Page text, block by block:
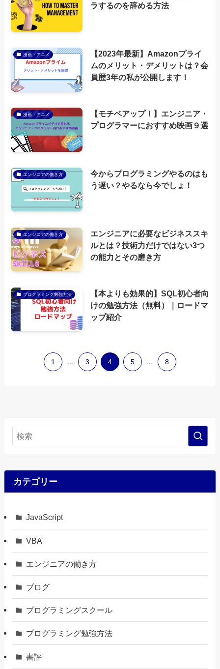
ラするのを辞める方法
漫画・アニメ
【2023年最新】Amazonプライ
ムのメリット・デメリットは？会
員歴3年の私が公開します！
漫画・アニメ
【モチベアップ！】エンジニア・
プログラマーにおすすめ映画９選
エンジニアの働き方
今からプログラミングやるのはも
う遅い？やるなら今でしょ！
エンジニアの働き方
エンジニアに必要なビジネススキ
ルとは？技術力だけではない3つ
の能力とその磨き方
プログラミング勉強方法
【本よりも効果的】SQL初心者向
けの勉強方法（無料）｜ロードマ
ップ紹介
1 ... 3 4 5 ... 8
カテゴリー
JavaScript
VBA
エンジニアの働き方
ブログ
プログラミングスクール
プログラミング勉強方法
書評